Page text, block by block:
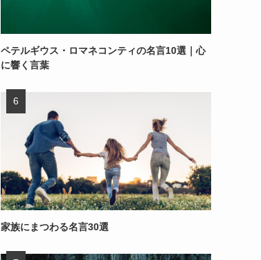
ペテルギウス・ロマネコンティの名言10選｜心
に響く言葉
家族にまつわる名言30選